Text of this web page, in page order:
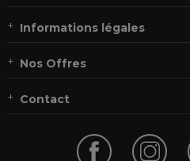
Informations légales
Nos Offres
Contact